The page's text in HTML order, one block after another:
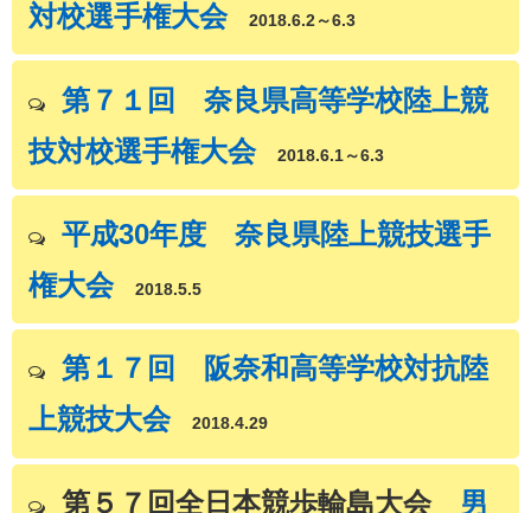
対校選手権大会2018.6.2～6.3
第７１回 奈良県高等学校陸上競
技対校選手権大会2018.6.1～6.3
平成30年度 奈良県陸上競技選手
権大会2018.5.5
第１７回 阪奈和高等学校対抗陸
上競技大会
2018.4.29
第５７回全日本競歩輪島大会 男